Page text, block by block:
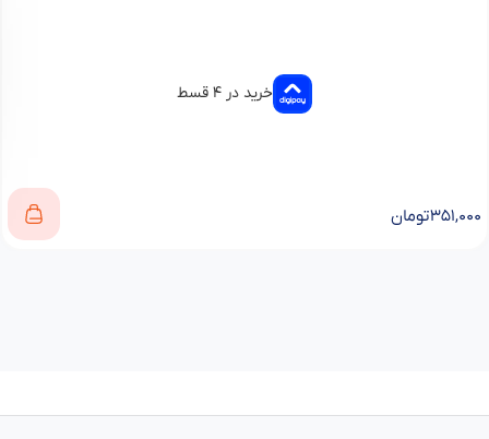
خرید در ۴ قسط
۳۵۱,۰۰۰تومان